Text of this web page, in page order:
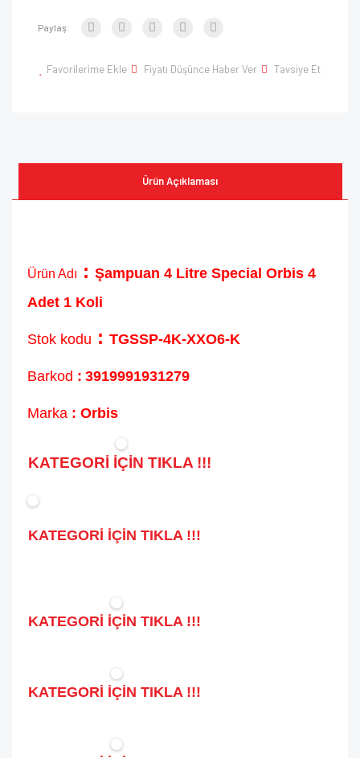
Paylaş:
Favorilerime Ekle Fiyatı Düşünce Haber Ver Tavsiye Et
Ürün Açıklaması
Ürün Adı : Şampuan 4 Litre Special Orbis 4
Adet 1 Koli
Stok kodu : TGSSP-4K-XXO6-K
Barkod : 3919991931279
Marka : Orbis
KATEGORİ İÇİN TIKLA !!!
KATEGORİ İÇİN TIKLA !!!
KATEGORİ İÇİN TIKLA !!!
KATEGORİ İÇİN TIKLA !!!